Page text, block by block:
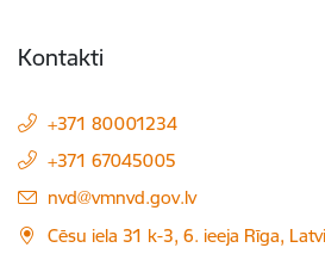
Kontakti
+371 80001234
+371 67045005
E-pasts:
nvd@vmnvd.gov.lv
Cēsu iela 31 k-3, 6. ieeja Rīga,